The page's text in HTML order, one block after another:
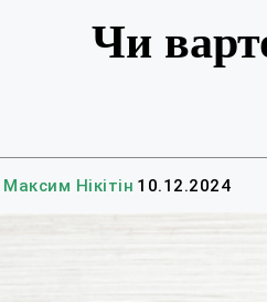
Чи
Максим Нікітін 10.12.2024